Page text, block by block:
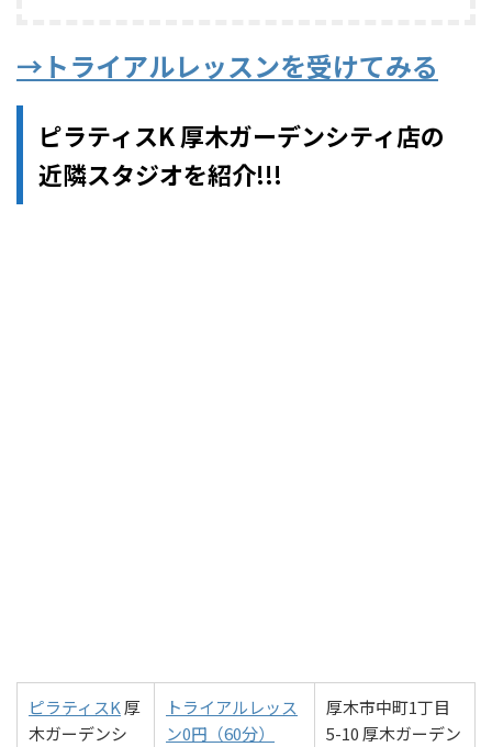
→トライアルレッスンを受けてみる
ピラティスK 厚木ガーデンシティ店の
近隣スタジオを紹介!!!
ピラティスK厚
木ガーデンシ
トライアルレッス
ン0円（60分）
厚木市中町1丁目
5-10 厚木ガーデン